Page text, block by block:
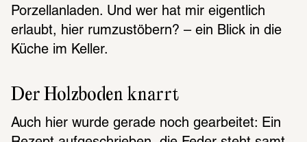
Porzellanladen. Und wer hat mir eigentlich
erlaubt, hier rumzustöbern? – ein Blick in die
Küche im Keller.
Der Holzboden knarrt
Auch hier wurde gerade noch gearbeitet: Ein